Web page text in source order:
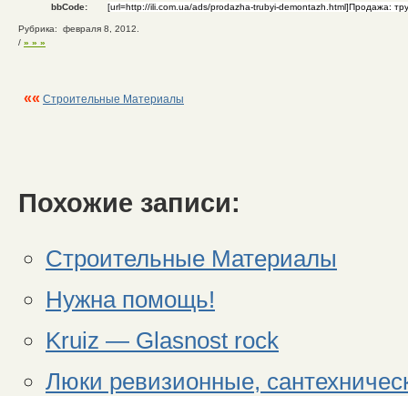
bbCode:
Рубрика: февраля 8, 2012.
/ » » »
«« Строительные Материалы
Похожие записи:
Строительные Материалы
Нужна помощь!
Kruiz — Glasnost rock
Люки ревизионные,